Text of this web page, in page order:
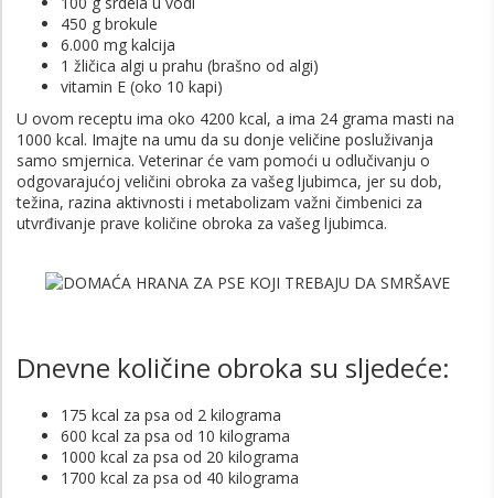
450 g brokule
6.000 mg kalcija
1 žličica algi u prahu (brašno od algi)
vitamin E (oko 10 kapi)
U ovom receptu ima oko 4200 kcal, a ima 24 grama masti na
1000 kcal. Imajte na umu da su donje veličine posluživanja
samo smjernica. Veterinar će vam pomoći u odlučivanju o
odgovarajućoj veličini obroka za vašeg ljubimca, jer su dob,
težina, razina aktivnosti i metabolizam važni čimbenici za
utvrđivanje prave količine obroka za vašeg ljubimca.
Dnevne količine obroka su sljedeće:
175 kcal za psa od 2 kilograma
600 kcal za psa od 10 kilograma
1000 kcal za psa od 20 kilograma
1700 kcal za psa od 40 kilograma